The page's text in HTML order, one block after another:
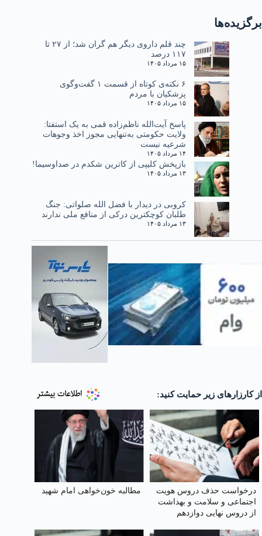
برگزیده‌ها
چند قلم داروی دیگر هم گران شد؛ از ۲۷ تا
۱۱۷ درصد
۱۵ مرداد ۱۴۰۵
۶ نکته‌ی کوتاه از قسمت ۱ گفت‌وگوی
پزشکیان با مردم
۱۵ مرداد ۱۴۰۵
پاسخ آیت‌الله ناظم‌زاده قمی به یک استفتا:
ولایت حکومتی به‌تنهایی مجوز اخذ وجوهات
شرعیه نیست
۱۴ مرداد ۱۴۰۵
بازپخش کلیپی از کاترین شکدم در صداوسیما!
۱۳ مرداد ۱۴۰۵
کروبی در دیدار با فضل الله صلواتی: جنگ
طلبان کوچکترین درکی از منافع ملی ندارند
۱۳ مرداد ۱۴۰۵
از کارزارهای زیر حمایت کنید:
درخواست حذف دروس هویت
اجتماعی و سلامت و بهداشت
از دروس نهایی دوازدهم
مطالبه خون‌خواهی امام شهید